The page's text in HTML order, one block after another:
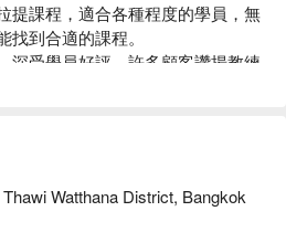
提課程，適合各種程度的學員，無
到合適的課程。
深受學員好評，許多顧客讚揚教練
都是理想之選。
Watthana District, Bangkok